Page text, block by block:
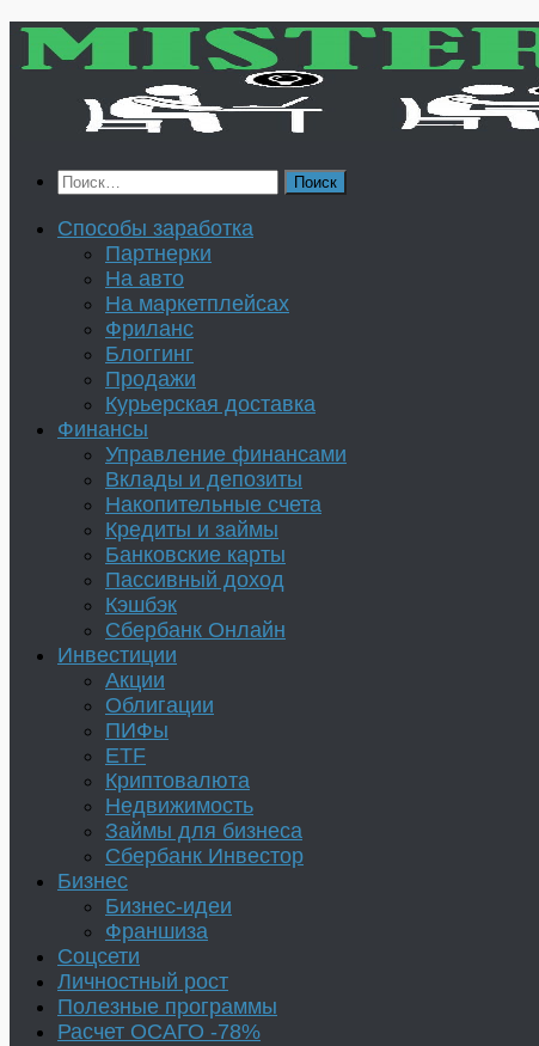
Перейти
Найти:
Способы заработка
Партнерки
На авто
На маркетплейсах
Фриланс
Блоггинг
Продажи
Курьерская доставка
Финансы
Управление финансами
Вклады и депозиты
Накопительные счета
Кредиты и займы
Банковские карты
Пассивный доход
Кэшбэк
Сбербанк Онлайн
Инвестиции
Акции
Облигации
ПИФы
ETF
Криптовалюта
Недвижимость
Займы для бизнеса
Сбербанк Инвестор
Бизнес
Бизнес-идеи
Франшиза
Соцсети
Личностный рост
Полезные программы
Расчет ОСАГО -78%